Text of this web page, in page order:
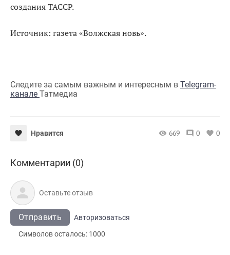
создания ТАССР.
Источник: газета «Волжская новь».
Следите за самым важным и интересным в Telegram-
канале Татмедиа
Нравится 669 0 0
Комментарии (0)
Отправить
Авторизоваться
Символов осталось: 1000